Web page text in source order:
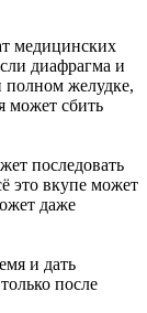
медицинских
диафрагма и
желудке,
может сбить
последовать
это вкупе может
даже
и дать
после